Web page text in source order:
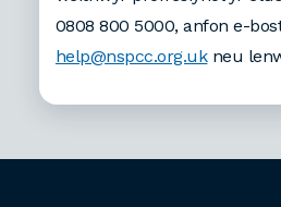
0808 800 5000, anfon e-
help@nspcc.org.ukneu